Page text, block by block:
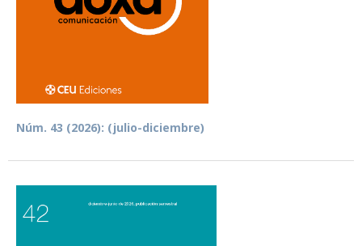
Núm. 43 (2026): (julio-diciembre)